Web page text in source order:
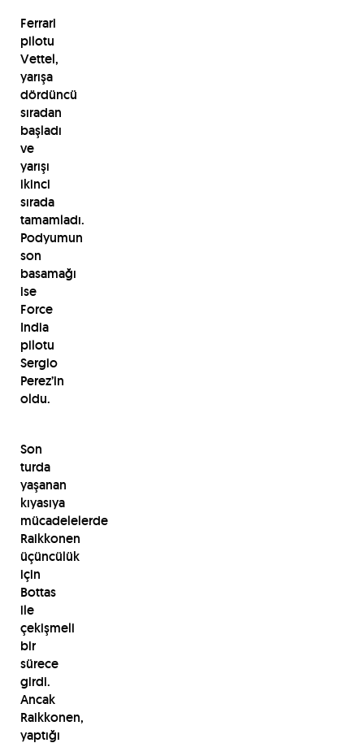
Ferrari
pilotu
Vettel,
yarışa
dördüncü
sıradan
başladı
ve
yarışı
ikinci
sırada
tamamladı.
Podyumun
son
basamağı
ise
Force
India
pilotu
Sergio
Perez’in
oldu.
Son
turda
yaşanan
kıyasıya
mücadelelerde
Raikkonen
üçüncülük
için
Bottas
ile
çekişmeli
bir
sürece
girdi.
Ancak
Raikkonen,
yaptığı